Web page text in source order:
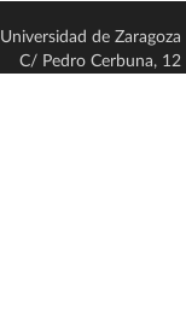
Universidad de Zaragoza
C/ Pedro Cerbuna, 12